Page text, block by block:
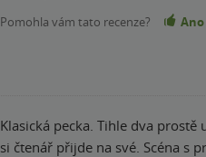
Pomohla vám tato recenze? Ano
Klasická pecka. Tihle dva
si čtenář